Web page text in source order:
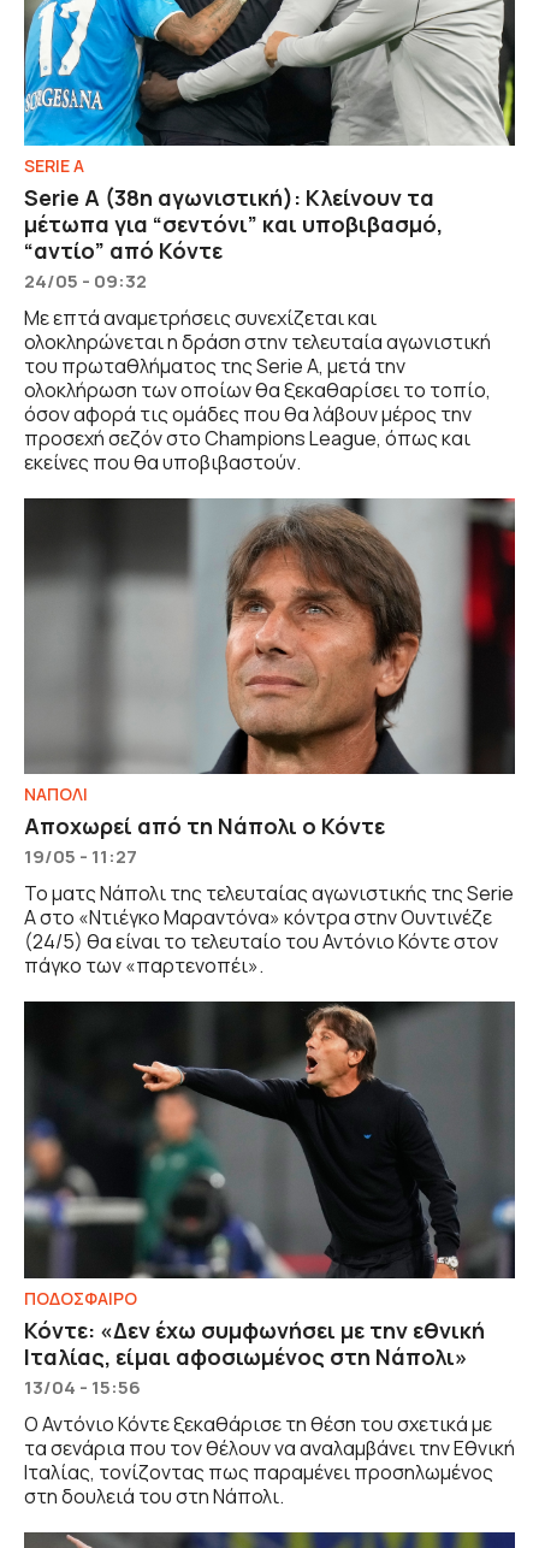
SERIE A
Serie A (38η αγωνιστική): Κλείνουν τα
μέτωπα για “σεντόνι” και υποβιβασμό,
“αντίο” από Κόντε
24/05 - 09:32
Με επτά αναμετρήσεις συνεχίζεται και
ολοκληρώνεται η δράση στην τελευταία αγωνιστική
του πρωταθλήματος της Serie A, μετά την
ολοκλήρωση των οποίων θα ξεκαθαρίσει το τοπίο,
όσον αφορά τις ομάδες που θα λάβουν μέρος την
προσεχή σεζόν στο Champions League, όπως και
εκείνες που θα υποβιβαστούν.
ΝΑΠΟΛΙ
Αποχωρεί από τη Νάπολι ο Κόντε
19/05 - 11:27
Το ματς Νάπολι της τελευταίας αγωνιστικής της Serie
A στο «Ντιέγκο Μαραντόνα» κόντρα στην Ουντινέζε
(24/5) θα είναι το τελευταίο του Αντόνιο Κόντε στον
πάγκο των «παρτενοπέι».
ΠΟΔΟΣΦΑΙΡΟ
Κόντε: «Δεν έχω συμφωνήσει με την εθνική
Ιταλίας, είμαι αφοσιωμένος στη Νάπολι»
13/04 - 15:56
Ο Αντόνιο Κόντε ξεκαθάρισε τη θέση του σχετικά με
τα σενάρια που τον θέλουν να αναλαμβάνει την Εθνική
Ιταλίας, τονίζοντας πως παραμένει προσηλωμένος
στη δουλειά του στη Νάπολι.